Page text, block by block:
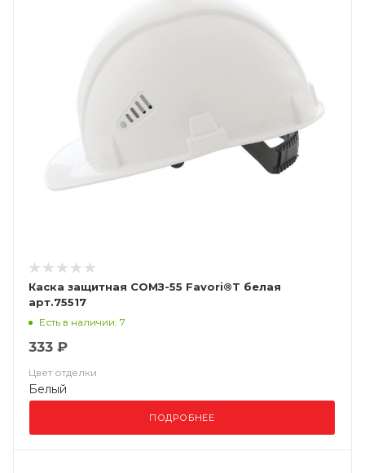
Каска защитная СОМЗ-55 Favori®T белая
арт.75517
Есть в наличии: 7
333 ₽
Цвет отделки
Белый
ПОДРОБНЕЕ